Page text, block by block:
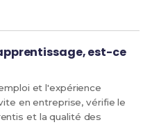
apprentissage, est-ce
et l'expérience
en entreprise, vérifie le
et la qualité des